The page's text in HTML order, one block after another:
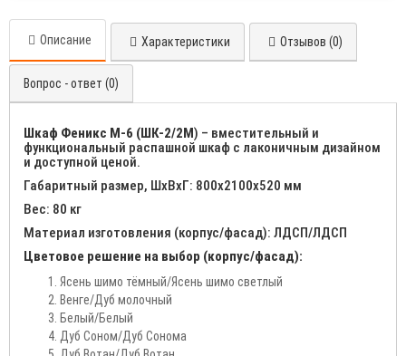
Описание Характеристики Отзывов (0)
Вопрос - ответ (0)
Шкаф Феникс М-6 (ШК-2/2М) – вместительный и
функциональный распашной шкаф с лаконичным дизайном
и доступной ценой.
Габаритный размер, ШхВхГ: 800х2100х520 мм
Вес: 80 кг
Материал изготовления (корпус/фасад): ЛДСП/ЛДСП
Цветовое решение на выбор (корпус/фасад):
Ясень шимо тёмный/Ясень шимо светлый
Венге/Дуб молочный
Белый/Белый
Дуб Соном/Дуб Сонома